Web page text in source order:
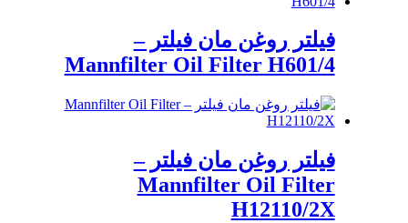
فیلتر روغن مان فیلتر –
Mannfilter Oil Filter H601/4
فیلتر روغن مان فیلتر –
Mannfilter Oil Filter
H12110/2X